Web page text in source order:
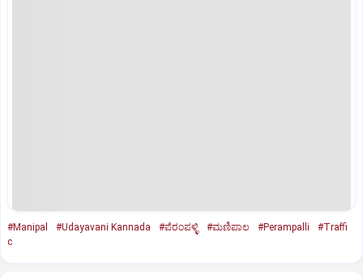
#Manipal #Udayavani Kannada #ಪೆರಂಪಳ್ಳಿ #ಮಣಿಪಾಲ #Perampalli
#Traffi
c